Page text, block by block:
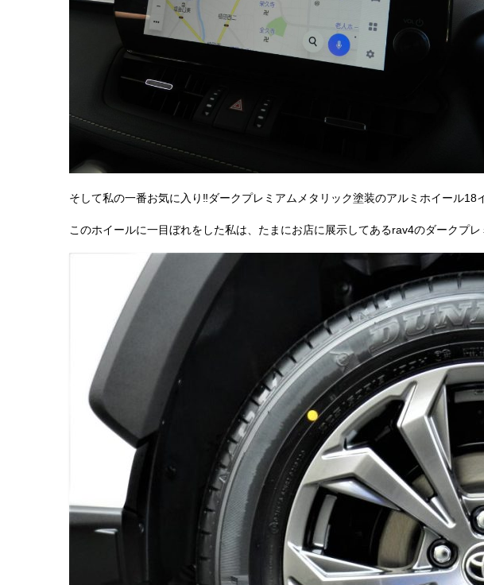
そして私の一番お気に入り‼ダークプレミアムメタリック塗装のアルミホイール18
このホイールに一目ぼれをした私は、たまにお店に展示してあるrav4のダークプ